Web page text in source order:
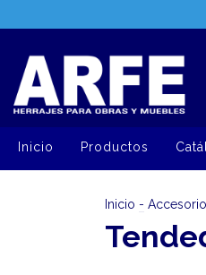
Inicio Productos
Inicio -